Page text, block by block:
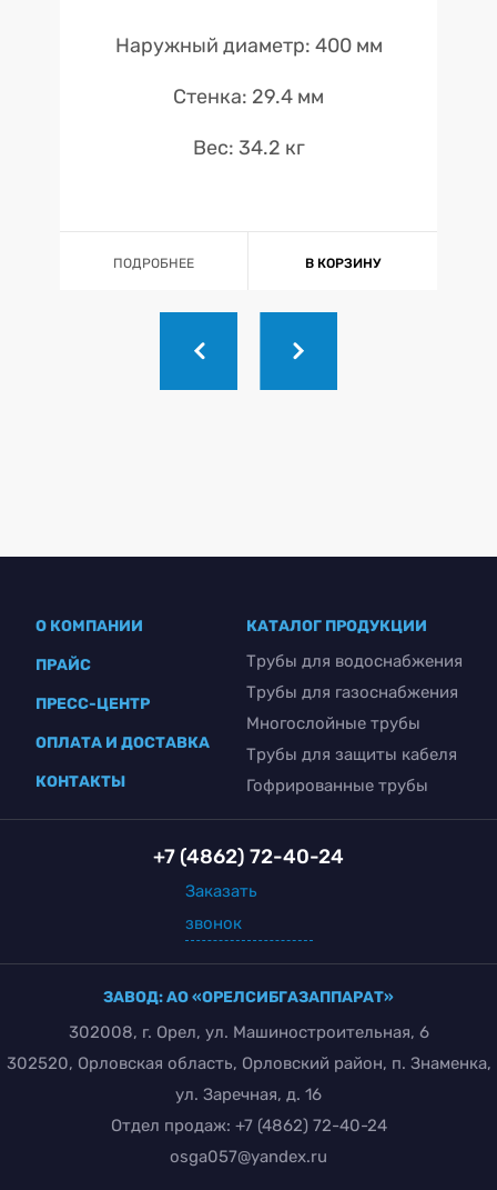
Наружный диаметр: 400 мм
Стенка: 29.4 мм
Вес: 34.2 кг
ПОДРОБНЕЕ В КОРЗИНУ
О КОМПАНИИ
ПРАЙС
ПРЕСС-ЦЕНТР
ОПЛАТА И ДОСТАВКА
КОНТАКТЫ
КАТАЛОГ ПРОДУКЦИИ
Трубы для водоснабжения
Трубы для газоснабжения
Многослойные трубы
Трубы для защиты кабеля
Гофрированные трубы
ЗАВОД: АО «ОРЕЛСИБГАЗАППАРАТ»
302008, г. Орел, ул. Машиностроительная, 6
302520, Орловская область, Орловский район, п. Знаменка,
ул. Заречная, д. 16
Отдел продаж: +7 (4862) 72-40-24
osga057@yandex.ru
+7 (4862) 72-40-24
Заказать
звонок